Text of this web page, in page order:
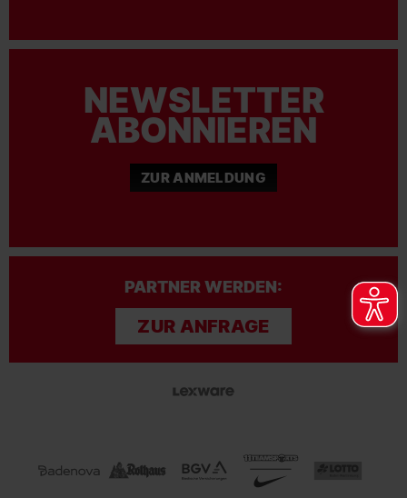
NEWSLETTER
ABONNIEREN
ZUR ANMELDUNG
PARTNER WERDEN:
ZUR ANFRAGE